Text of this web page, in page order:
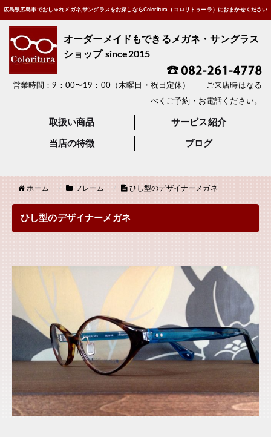
広島県広島市でおしゃれメガネ,サングラスをお探しならColoritura（コロリトゥーラ）におまかせください
オーダーメイドもできるメガネ・サングラス
ショップ since2015
営業時間：9：00〜19：00（木曜日・祝日定休） ご来店時はなる
べくご予約・お電話ください。
取扱い商品 サービス紹介
当店の特徴 ブログ
ホーム フレーム ひし型のデザイナーメガネ
ひし型のデザイナーメガネ